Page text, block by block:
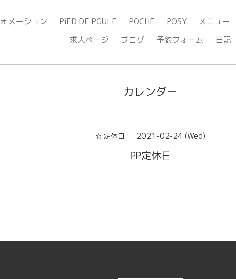
メーション PiED DE POULE POCHE POSY メニュー
求人ページ
ブログ 予約フォーム 日記
カレンダー
☆ 定休日 2021-02-24 (Wed)
PP定休日